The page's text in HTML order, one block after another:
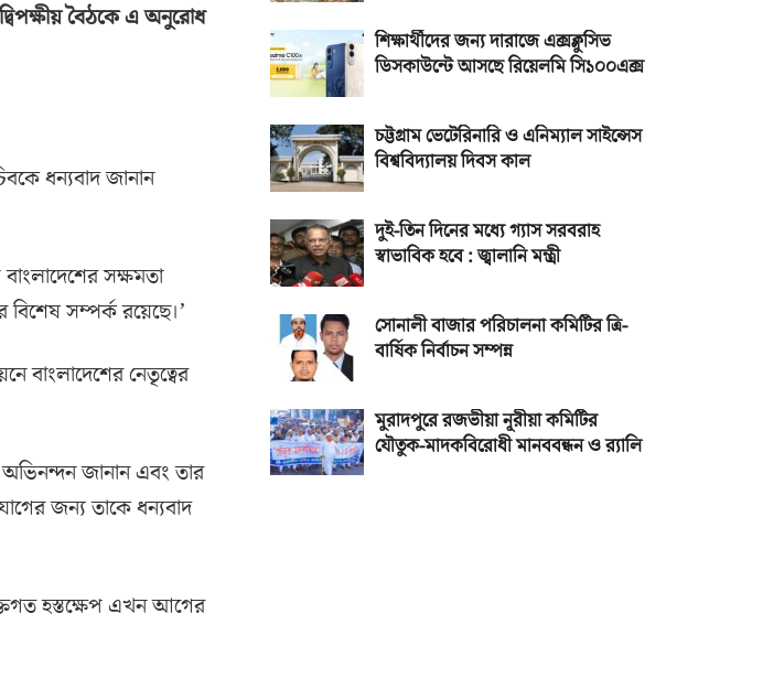
বৈঠকে এ অনুরোধ
ধন্যবাদ জানান
সক্ষমতা
সম্পর্ক রয়েছে।’
বাংলাদেশের নেতৃত্বের
অভিনন্দন জানান এবং তার
জন্য তাকে ধন্যবাদ
হস্তক্ষেপ এখন আগের
শিক্ষার্থীদের জন্য দারাজে এক্সক্লুসিভ
ডিসকাউন্টে আসছে রিয়েলমি সি১০০এক্স
চট্টগ্রাম ভেটেরিনারি ও এনিম্যাল সাইন্সেস
বিশ্ববিদ্যালয় দিবস কাল
দুই-তিন দিনের মধ্যে গ্যাস সরবরাহ
স্বাভাবিক হবে : জ্বালানি মন্ত্রী
সোনালী বাজার পরিচালনা কমিটির ত্রি-
বার্ষিক নির্বাচন সম্পন্ন
মুরাদপুরে রজভীয়া নূরীয়া কমিটির
যৌতুক-মাদকবিরোধী মানববন্ধন ও র‌্যালি